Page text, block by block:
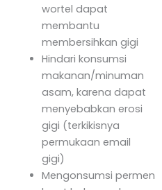
wortel dapat
membantu
membersihkan gigi
Hindari konsumsi
makanan/minuman
asam, karena dapat
menyebabkan erosi
gigi (terkikisnya
permukaan email
gigi)
Mengonsumsi permen